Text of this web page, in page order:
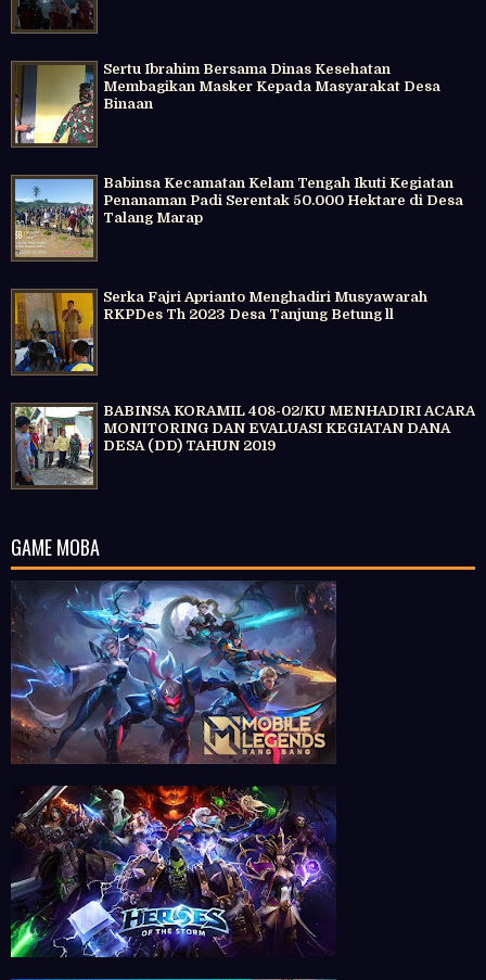
Sertu Ibrahim Bersama Dinas Kesehatan
Membagikan Masker Kepada Masyarakat Desa
Binaan
Babinsa Kecamatan Kelam Tengah Ikuti Kegiatan
Penanaman Padi Serentak 50.000 Hektare di Desa
Talang Marap
Serka Fajri Aprianto Menghadiri Musyawarah
RKPDes Th 2023 Desa Tanjung Betung ll
BABINSA KORAMIL 408-02/KU MENHADIRI ACARA
MONITORING DAN EVALUASI KEGIATAN DANA
DESA (DD) TAHUN 2019
GAME MOBA